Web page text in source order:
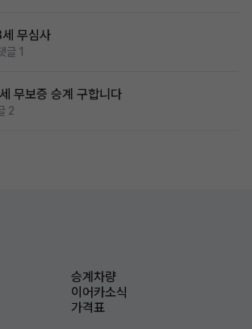
무심사
글 1
무보증 승계 구합니다
2
승계차량
이어카소식
가격표